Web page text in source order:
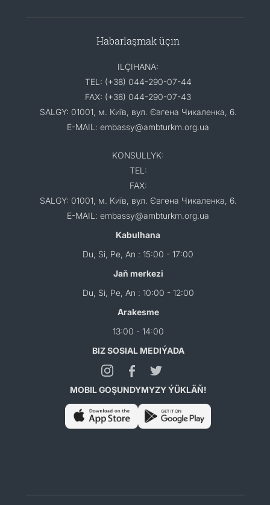
Habarlaşmak üçin
ILÇIHANA:
TEL: (+38) 044-290-07-44
FAX: (+38) 044-290-07-43
SALGY: 01001, м. Київ, вул. Євгена Чикаленка, 6.
E-MAIL: embassy@ambturkm.org.ua
KONSULLYK:
TEL:
FAX:
SALGY: 01001, м. Київ, вул. Євгена Чикаленка, 6.
E-MAIL: embassy@ambturkm.org.ua
Kabulhana
Du, Si, Pe, An : 15:00 - 17:00
Jaň merkezi
Du, Si, Pe, An : 10:00 - 12:00
Arakesme
13:00 - 14:00
BIZ SOSIAL MEDIÝADA
MOBIL GOŞUNDYMYZY ÝÜKLÄŇ!